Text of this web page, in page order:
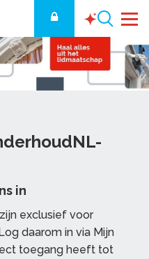
in
exclusief voor
daarom in via Mijn
toegang heeft tot